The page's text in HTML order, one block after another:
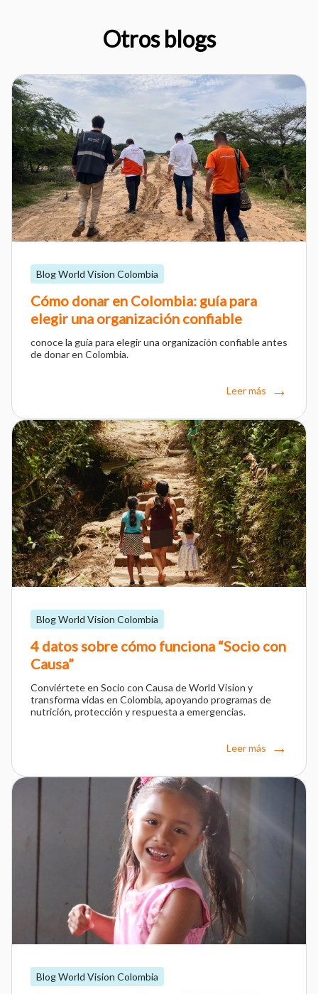
Otros blogs
Blog World Vision Colombia
Cómo donar en Colombia: guía para
elegir una organización confiable
conoce la guía para elegir una organización confiable antes
de donar en Colombia.
Leer más
Blog World Vision Colombia
4 datos sobre cómo funciona “Socio con
Causa”
Conviértete en Socio con Causa de World Vision y
transforma vidas en Colombia, apoyando programas de
nutrición, protección y respuesta a emergencias.
Leer más
Blog World Vision Colombia